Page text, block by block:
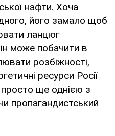
нафти. Хоча
його замало щоб
ланцюг
може побачити в
розбіжності,
ресурси Росії
ще однією з
пропагандистський